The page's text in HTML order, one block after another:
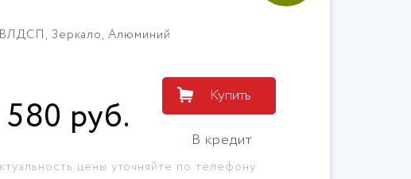
Зеркало, Алюминий
руб. Купить
В кредит
цены уточняйте по телефону